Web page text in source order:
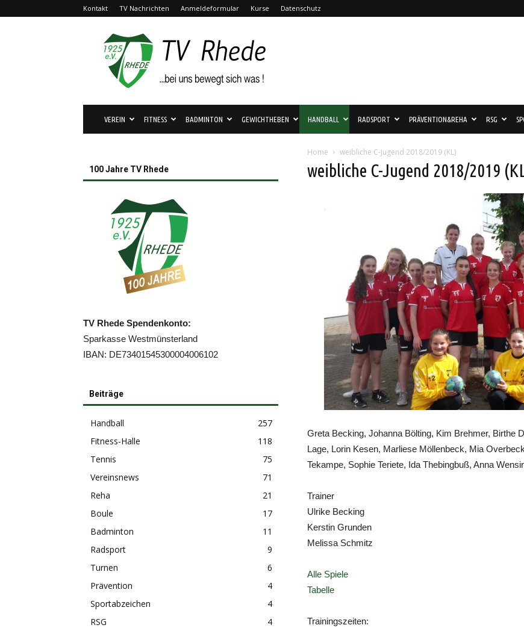
Kontakt TV Nachrichten Anmeldeformular Kurse Datenschutz
TV
Rhede
1925
e.V.
VEREIN FITNESS BADMINTON GEWICHTHEBEN HANDBALL RADSPORT PRÄVENTION&REHA RSG
Home weibliche C-Jugend 2018/2019 (KL)
weibliche C-Jugend 2018/2019
Greta Becking, Johanna Bölting, Kim Brehmer, Birthe
Lage, Lorin Kesen, Marliese Möllenbeck, Mia
Tekampe, Sophie Teriete, Ida Thebingbuß, Anna
Trainer
Ulrike Becking
Kerstin Grunden
Melissa Schmitz
Alle Spiele
Tabelle
Trainingszeiten:
100 Jahre TV Rhede
TV Rhede Spendenkonto:
Sparkasse Westmünsterland
IBAN: DE73401545300004006102
Beiträge
Handball
257
Fitness-Halle
118
Tennis
75
Vereinsnews
71
Reha
21
Boule
17
Badminton
11
Radsport
9
Turnen
6
Prävention
4
Sportabzeichen
4
RSG
4